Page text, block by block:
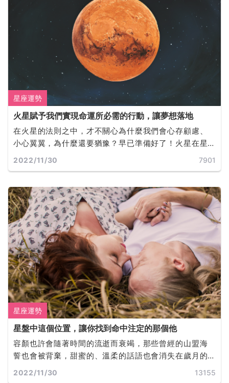
星座運勢
火星賦予我們實現命運所必需的行動，讓夢想落地
在火星的法則之中，才不關心為什麼我們會心存顧慮、
小心翼翼，為什麼還要猶豫？早已準備好了！火星在星
盤中的位置決定了我們是誰，以及我們此生的目標。火
2022/11/30 7901
星座運勢
星盤中這個位置，讓你找到命中注定的那個他
容顏也許會隨著時間的流逝而衰竭，那些曾經的山盟海
誓也會被背棄，甜蜜的、溫柔的話語也會消失在歲月的
軌道裡，而誰才是你真正的靈魂伴侶呢？
2022/11/30 13155